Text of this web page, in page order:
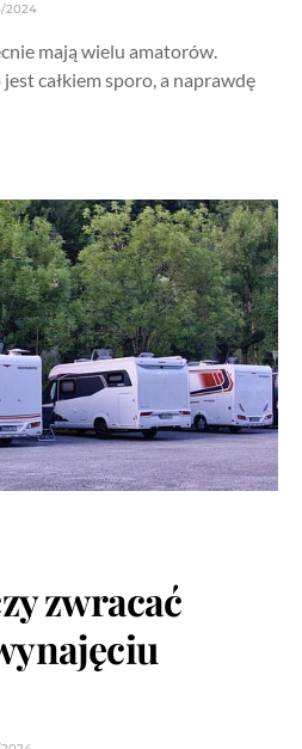
2024
mają wielu amatorów.
całkiem sporo, a naprawdę
zwracać